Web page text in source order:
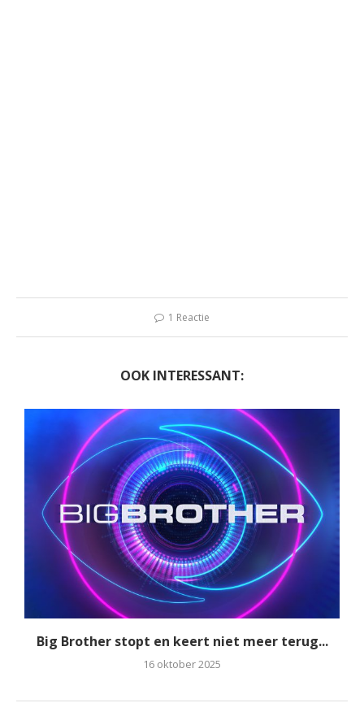
1 Reactie
OOK INTERESSANT:
Big Brother stopt en keert niet meer terug...
16 oktober 2025